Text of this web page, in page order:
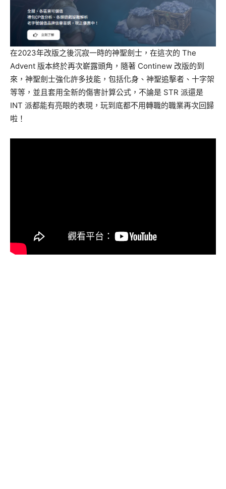
在2023年改版之後沉寂一時的神聖劍士，在這次的 The
Advent 版本終於再次嶄露頭角，隨著 Continew 改版的到
來，神聖劍士強化許多技能，包括化身、神聖追擊者、十字架
等等，並且套用全新的傷害計算公式，不論是 STR 派還是
INT 派都能有亮眼的表現，玩到底都不用轉職的職業再次回歸
啦！